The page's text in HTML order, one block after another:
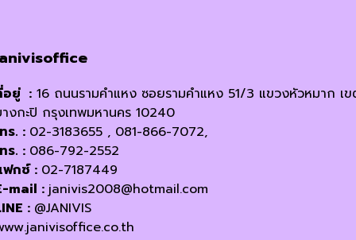
อยู่ : 16 ถนนรามคำแหง ซอยรามคำแหง 51/3 แขวงหัวหมาก เ
งกะปิ กรุงเทพมหานคร 10240
ร. : 02-3183655 , 081-866-7072,
ร. : 086-792-2552
กซ์ : 02-7187449
mail : janivis2008@hotmail.com
: @JANIVIS